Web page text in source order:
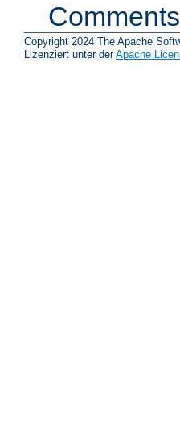
Copyright 2024 The Apache
Lizenziert unter derApache